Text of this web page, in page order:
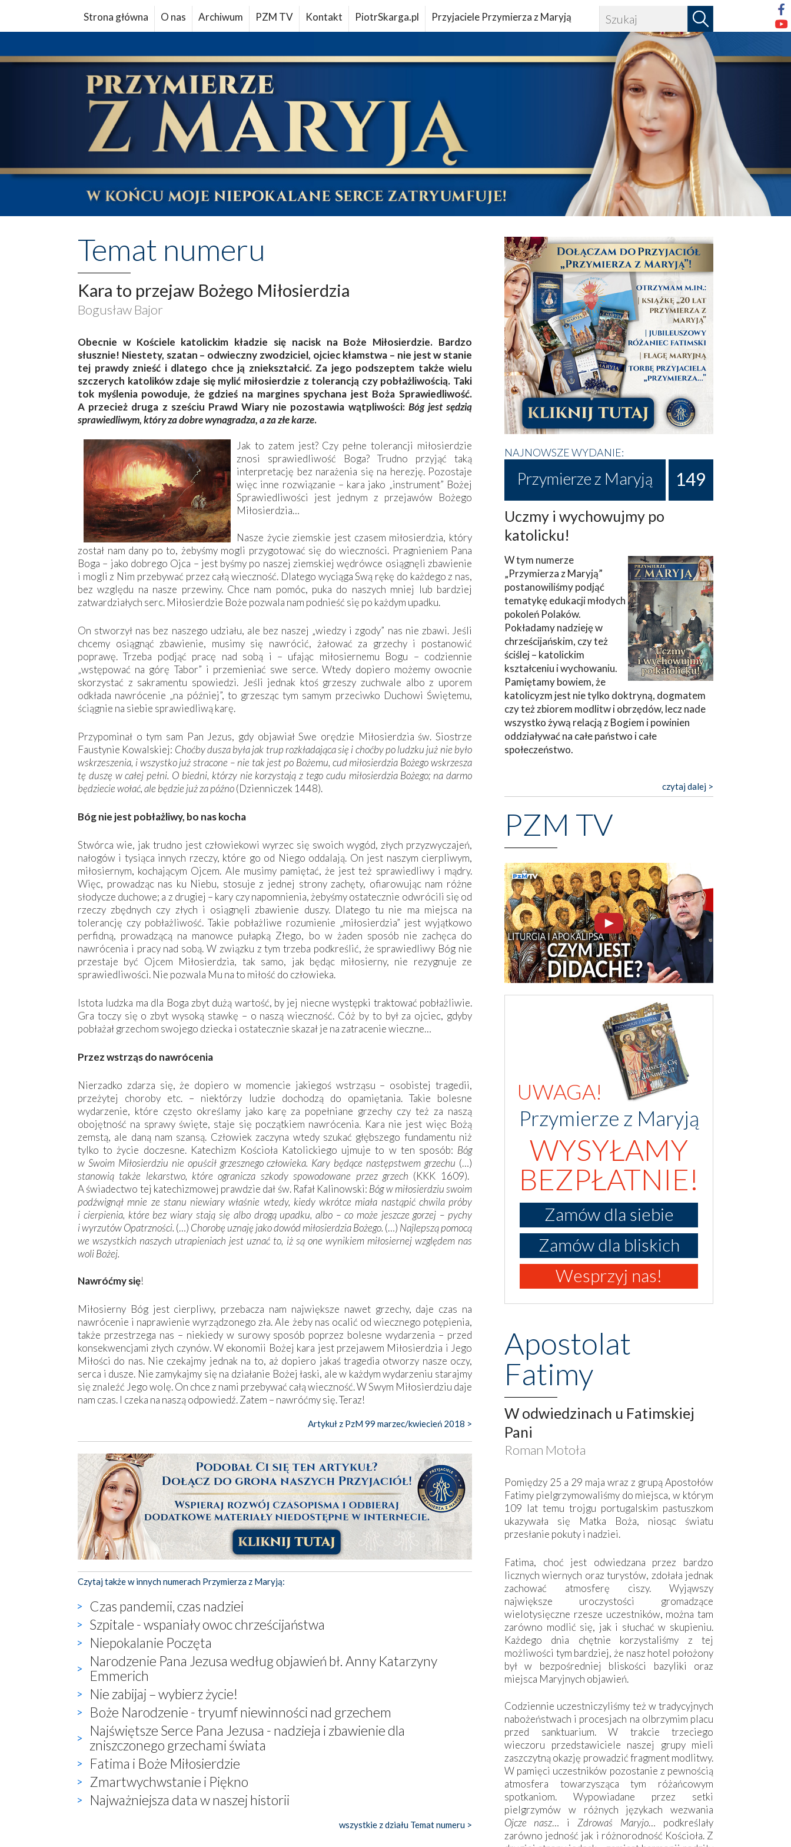
Strona główna O nas Archiwum PZM TV Kontakt PiotrSkarga.pl Przyjaciele Przymierza z Maryją
Temat numeru
Kara to przejaw Bożego Miłosierdzia
Bogusław Bajor
Obecnie w Kościele katolickim kładzie się nacisk na Boże Miłosierdzie. Bardzo
słusznie! Niestety, szatan – odwieczny zwodziciel, ojciec kłamstwa – nie jest w stanie
tej prawdy znieść i dlatego chce ją zniekształcić. Za jego podszeptem także wielu
szczerych katolików zdaje się mylić miłosierdzie z tolerancją czy pobłażliwością. Taki
tok myślenia powoduje, że gdzieś na margines spychana jest Boża Sprawiedliwość.
A przecież druga z sześciu Prawd Wiary nie pozostawia wątpliwości: Bóg jest sędzią
sprawiedliwym, który za dobre wynagradza, a za złe karze.
Jak to zatem jest? Czy pełne tolerancji miłosierdzie
znosi sprawiedliwość Boga? Trudno przyjąć taką
interpretację bez narażenia się na herezję. Pozostaje
więc inne rozwiązanie – kara jako „instrument” Bożej
Sprawiedliwości jest jednym z przejawów Bożego
Miłosierdzia…
Nasze życie ziemskie jest czasem miłosierdzia, który
został nam dany po to, żebyśmy mogli przygotować się do wieczności. Pragnieniem Pana
Boga – jako dobrego Ojca – jest byśmy po naszej ziemskiej wędrówce osiągnęli zbawienie
i mogli z Nim przebywać przez całą wieczność. Dlatego wyciąga Swą rękę do każdego z nas,
bez względu na nasze przewiny. Chce nam pomóc, puka do naszych mniej lub bardziej
zatwardziałych serc. Miłosierdzie Boże pozwala nam podnieść się po każdym upadku.
On stworzył nas bez naszego udziału, ale bez naszej „wiedzy i zgody” nas nie zbawi. Jeśli
chcemy osiągnąć zbawienie, musimy się nawrócić, żałować za grzechy i postanowić
poprawę. Trzeba podjąć pracę nad sobą i – ufając miłosiernemu Bogu – codziennie
„wstępować na górę Tabor” i przemieniać swe serce. Wtedy dopiero możemy owocnie
skorzystać z sakramentu spowiedzi. Jeśli jednak ktoś grzeszy zuchwale albo z uporem
odkłada nawrócenie „na później”, to grzesząc tym samym przeciwko Duchowi Świętemu,
ściągnie na siebie sprawiedliwą karę.
Przypominał o tym sam Pan Jezus, gdy objawiał Swe orędzie Miłosierdzia św. Siostrze
Faustynie Kowalskiej: Choćby dusza była jak trup rozkładająca się i choćby po ludzku już nie było
wskrzeszenia, i wszystko już stracone – nie tak jest po Bożemu, cud miłosierdzia Bożego wskrzesza
tę duszę w całej pełni. O biedni, którzy nie korzystają z tego cudu miłosierdzia Bożego; na darmo
będziecie wołać, ale będzie już za późno(Dzienniczek 1448).
Bóg nie jest pobłażliwy, bo nas kocha
Stwórca wie, jak trudno jest człowiekowi wyrzec się swoich wygód, złych przyzwyczajeń,
nałogów i tysiąca innych rzeczy, które go od Niego oddalają. On jest naszym cierpliwym,
miłosiernym, kochającym Ojcem. Ale musimy pamiętać, że jest też sprawiedliwy i mądry.
Więc, prowadząc nas ku Niebu, stosuje z jednej strony zachęty, ofiarowując nam różne
słodycze duchowe; a z drugiej – kary czy napomnienia, żebyśmy ostatecznie odwrócili się od
rzeczy zbędnych czy złych i osiągnęli zbawienie duszy. Dlatego tu nie ma miejsca na
tolerancję czy pobłażliwość. Takie pobłażliwe rozumienie „miłosierdzia” jest wyjątkowo
perfidną, prowadzącą na manowce pułapką Złego, bo w żaden sposób nie zachęca do
nawrócenia i pracy nad sobą. W związku z tym trzeba podkreślić, że sprawiedliwy Bóg nie
przestaje być Ojcem Miłosierdzia, tak samo, jak będąc miłosierny, nie rezygnuje ze
sprawiedliwości. Nie pozwala Mu na to miłość do człowieka.
Istota ludzka ma dla Boga zbyt dużą wartość, by jej niecne występki traktować pobłażliwie.
Gra toczy się o zbyt wysoką stawkę – o naszą wieczność. Cóż by to był za ojciec, gdyby
pobłażał grzechom swojego dziecka i ostatecznie skazał je na zatracenie wieczne…
Przez wstrząs do nawrócenia
Nierzadko zdarza się, że dopiero w momencie jakiegoś wstrząsu – osobistej tragedii,
przeżytej choroby etc. – niektórzy ludzie dochodzą do opamiętania. Takie bolesne
wydarzenie, które często określamy jako karę za popełniane grzechy czy też za naszą
obojętność na sprawy święte, staje się początkiem nawrócenia. Kara nie jest więc Bożą
zemstą, ale daną nam szansą. Człowiek zaczyna wtedy szukać głębszego fundamentu niż
tylko to życie doczesne. Katechizm Kościoła Katolickiego ujmuje to w ten sposób: Bóg
w Swoim Miłosierdziu nie opuścił grzesznego człowieka. Kary będące następstwem grzechu (…)
stanowią także lekarstwo, które ogranicza szkody spowodowane przez grzech (KKK 1609).
A świadectwo tej katechizmowej prawdzie dał św. Rafał Kalinowski: Bóg w miłosierdziu swoim
podźwignął mnie ze stanu niewiary właśnie wtedy, kiedy wkrótce miała nastąpić chwila próby
i cierpienia, które bez wiary stają się albo drogą upadku, albo – co może jeszcze gorzej – pychy
i wyrzutów Opatrzności. (…) Chorobę uznaję jako dowód miłosierdzia Bożego. (…) Najlepszą pomocą
we wszystkich naszych utrapieniach jest uznać to, iż są one wynikiem miłosiernej względem nas
woli Bożej.
Nawróćmy się!
Miłosierny Bóg jest cierpliwy, przebacza nam największe nawet grzechy, daje czas na
nawrócenie i naprawienie wyrządzonego zła. Ale żeby nas ocalić od wiecznego potępienia,
także przestrzega nas – niekiedy w surowy sposób poprzez bolesne wydarzenia – przed
konsekwencjami złych czynów. W ekonomii Bożej kara jest przejawem Miłosierdzia i Jego
Miłości do nas. Nie czekajmy jednak na to, aż dopiero jakaś tragedia otworzy nasze oczy,
serca i dusze. Nie zamykajmy się na działanie Bożej łaski, ale w każdym wydarzeniu starajmy
się znaleźć Jego wolę. On chce z nami przebywać całą wieczność. W Swym Miłosierdziu daje
nam czas. I czeka na naszą odpowiedź. Zatem – nawróćmy się. Teraz!
Artykuł z PzM 99 marzec/kwiecień 2018 >
Czytaj także w innych numerach Przymierza z Maryją:
Czas pandemii, czas nadziei
Szpitale - wspaniały owoc chrześcijaństwa
Niepokalanie Poczęta
Narodzenie Pana Jezusa według objawień bł. Anny Katarzyny
Emmerich
Nie zabijaj – wybierz życie!
Boże Narodzenie - tryumf niewinności nad grzechem
Najświętsze Serce Pana Jezusa - nadzieja i zbawienie dla
zniszczonego grzechami świata
Fatima i Boże Miłosierdzie
Zmartwychwstanie i Piękno
Najważniejsza data w naszej historii
wszystkie z działu Temat numeru >
NAJNOWSZE WYDANIE:
Przymierze z Maryją 149
Uczmy i wychowujmy po
katolicku!
W tym numerze
„Przymierza z Maryją”
postanowiliśmy podjąć
tematykę edukacji młodych
pokoleń Polaków.
Pokładamy nadzieję w
chrześcijańskim, czy też
ściślej – katolickim
kształceniu i wychowaniu.
Pamiętamy bowiem, że
katolicyzm jest nie tylko doktryną, dogmatem
czy też zbiorem modlitw i obrzędów, lecz nade
wszystko żywą relacją z Bogiem i powinien
oddziaływać na całe państwo i całe
społeczeństwo.
czytaj dalej >
PZM TV
UWAGA!
Przymierze z Maryją
WYSYŁAMY
BEZPŁATNIE!
Zamów dla siebie
Zamów dla bliskich
Wesprzyj nas!
Apostolat
Fatimy
W odwiedzinach u Fatimskiej
Pani
Roman Motoła
Pomiędzy 25 a 29 maja wraz z grupą Apostołów
Fatimy pielgrzymowaliśmy do miejsca, w którym
109 lat temu trojgu portugalskim pastuszkom
ukazywała się Matka Boża, niosąc światu
przesłanie pokuty i nadziei.
Fatima, choć jest odwiedzana przez bardzo
licznych wiernych oraz turystów, zdołała jednak
zachować atmosferę ciszy. Wyjąwszy
największe uroczystości gromadzące
wielotysięczne rzesze uczestników, można tam
zarówno modlić się, jak i słuchać w skupieniu.
Każdego dnia chętnie korzystaliśmy z tej
możliwości tym bardziej, że nasz hotel położony
był w bezpośredniej bliskości bazyliki oraz
miejsca Maryjnych objawień.
Codziennie uczestniczyliśmy też w tradycyjnych
nabożeństwach i procesjach na olbrzymim placu
przed sanktuarium. W trakcie trzeciego
wieczoru przedstawiciele naszej grupy mieli
zaszczytną okazję prowadzić fragment modlitwy.
W pamięci uczestników pozostanie z pewnością
atmosfera towarzysząca tym różańcowym
spotkaniom. Wypowiadane przez setki
pielgrzymów w różnych językach wezwania
Ojcze nasz… i Zdrowaś Maryjo… podkreślały
zarówno jedność jak i różnorodność Kościoła. Z